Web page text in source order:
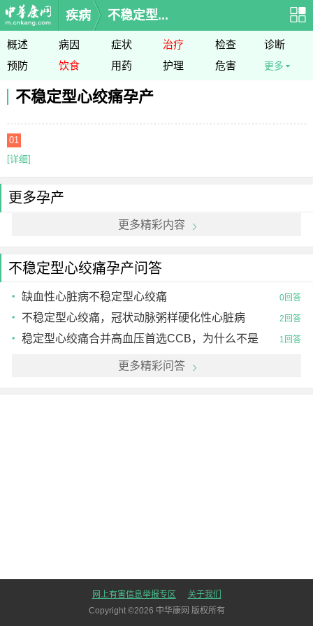
疾病 不稳定型...
概述 病因 症状 治疗 检查
诊断
预防
饮食 用药 护理 危害 更多
不稳定型心绞痛孕产
01
[详细]
更多孕产
更多精彩内容
不稳定型心绞痛孕产问答
缺血性心脏病不稳定型心绞痛 0回答
不稳定型心绞痛，冠状动脉粥样硬化性心脏病 2回答
稳定型心绞痛合并高血压首选CCB，为什么不是
1回答
更多精彩问答
网上有害信息举报专区
关于我们
Copyright ©2026 中华康网 版权所有